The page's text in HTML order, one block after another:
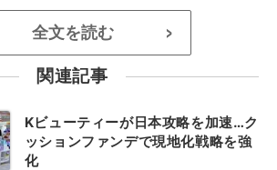
全文を読む >
関連記事
Kビューティーが日本攻略を加速…ク
ッションファンデで現地化戦略を強
化